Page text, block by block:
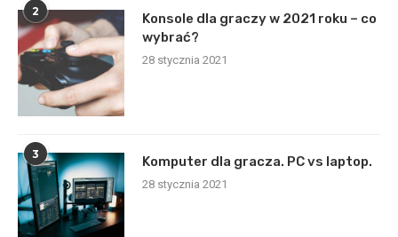
2
Konsole dla graczy w 2021 roku – co
wybrać?
28 stycznia 2021
3
Komputer dla gracza. PC vs laptop.
28 stycznia 2021